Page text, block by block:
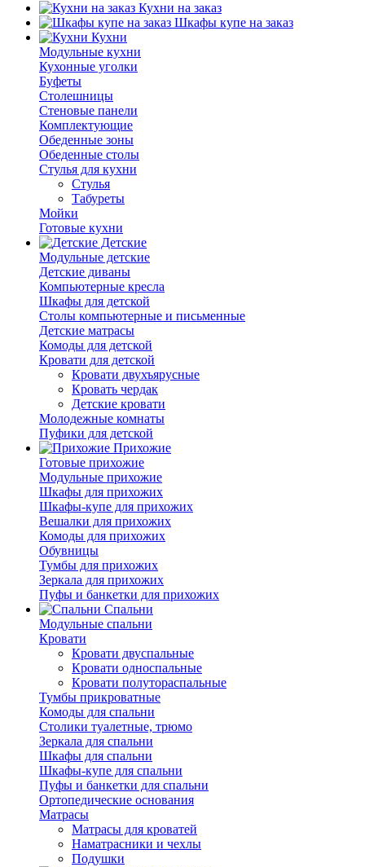
Кухни на заказ
Шкафы купе на заказ
Кухни
Модульные кухни
Кухонные уголки
Буфеты
Столешницы
Стеновые панели
Комплектующие
Обеденные зоны
Обеденные столы
Стулья для кухни
Cтулья
Табуреты
Мойки
Готовые кухни
Детские
Модульные детские
Детские диваны
Компьютерные кресла
Шкафы для детской
Столы компьютерные и письменные
Детские матрасы
Комоды для детской
Кровати для детской
Кровати двухъярусные
Кровать чердак
Детские кровати
Молодежные комнаты
Пуфики для детской
Прихожие
Готовые прихожие
Модульные прихожие
Шкафы для прихожих
Шкафы-купе для прихожих
Вешалки для прихожих
Комоды для прихожих
Обувницы
Тумбы для прихожих
Зеркала для прихожих
Пуфы и банкетки для прихожих
Спальни
Модульные спальни
Кровати
Кровати двуспальные
Кровати односпальные
Кровати полутораспальные
Тумбы прикроватные
Комоды для спальни
Столики туалетные, трюмо
Зеркала для спальни
Шкафы для спальни
Шкафы-купе для спальни
Пуфы и банкетки для спальни
Ортопедические основания
Матрасы
Матрасы для кроватей
Наматрасники и чехлы
Подушки